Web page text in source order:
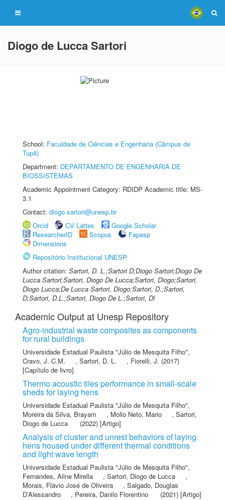
Diogo de Lucca Sartori
School: Faculdade de Ciências e Engenharia (Câmpus de
Tupã)
Department: DEPARTAMENTO DE ENGENHARIA DE
BIOSSISTEMAS
Academic Appointment Category: RDIDP Academic title: MS-
3.1
Contact: diogo.sartori@unesp.br
Orcid
CV Lattes
Google Scholar
ResearcherID
Scopus
Fapesp
Dimensions
Repositório Institucional UNESP
Author citation: Sartori, D. L.;Sartori D;Diogo Sartori;Diogo De
Lucca Sartori;Sartori, Diogo De Lucca;Sartori, Diogo;Sartori,
Diogo Lucca;De Lucca Sartori, Diogo;Sartori, D.;Sartori,
D;Sartori, D.L.;Sartori, Diogo De L.;Sartori, Dl
Academic Output at Unesp Repository
Agro-industrial waste composites as components
for rural buildings
Universidade Estadual Paulista "Júlio de Mesquita Filho",
Cravo, J. C.M.
, Sartori, D. L. , Fiorelli, J. (2017)
[Capítulo de livro]
Thermo acoustic tiles performance in small-scale
sheds for laying hens
Universidade Estadual Paulista "Júlio de Mesquita Filho",
Moreira da Silva, Brayam
, Mollo Neto, Mario , Sartori,
Diogo de Lucca
(2022) [Artigo]
Analysis of cluster and unrest behaviors of laying
hens housed under different thermal conditions
and light wave length
Universidade Estadual Paulista "Júlio de Mesquita Filho",
Fernandes, Aline Mirella
, Sartori, Diogo de Lucca
,
Morais, Flávio José de Oliveira
, Salgado, Douglas
D’Alessandro
, Pereira, Danilo Florentino (2021) [Artigo]